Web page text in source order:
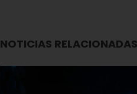
NOTICIAS RELACIONADAS